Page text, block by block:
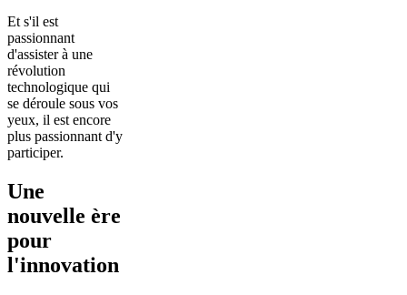
Et s'il est
passionnant
d'assister à une
révolution
technologique qui
se déroule sous vos
yeux, il est encore
plus passionnant d'y
participer.
Une
nouvelle ère
pour
l'innovation